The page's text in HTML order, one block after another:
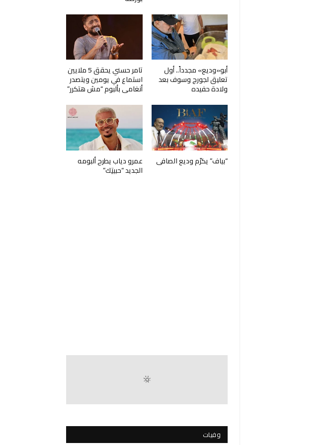
أبو«وديع» مجدداً.. أول
تعليق لجورج وسوف بعد
ولادة حفيده
تامر حسني يحقق 5 ملايين
استماع في يومين ويتصدر
أنغامي بألبوم “مش هتكرر”
“بياف” يكرّم وديع الصافي عمرو دياب يطرح ألبومه
الجديد “حبيتِك”
وفيات